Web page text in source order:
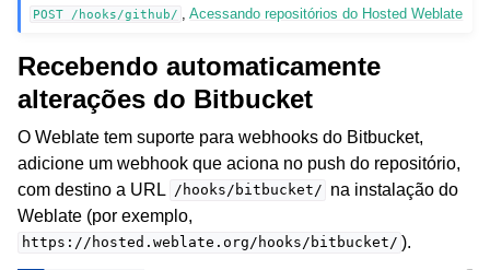
POST /hooks/github/ ,Acessando repositórios do Hosted Weblate
Recebendo automaticamente
alterações do Bitbucket
O Weblate tem suporte para webhooks do Bitbucket,
adicione um webhook que aciona no push do repositório,
com destino a URL /hooks/bitbucket/ na instalação do
Weblate (por exemplo,
https://hosted.weblate.org/hooks/bitbucket/ ).